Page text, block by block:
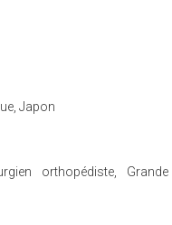
Japon
orthopédiste, Grande